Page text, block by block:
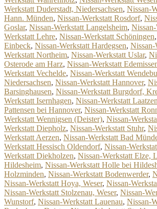
Werkstatt Duderstadt, Niedersachsen, Nissan-
Hann. Münden, Nissan-Werkstatt Rosdorf,
Goslar, Nissan-Werkstatt Langelsheim,
Werkstatt Lehre, Nissan-Werkstatt Schöningen,
Einbeck, Nissan-Werkstatt Hardegsen, Nissan-
Werkstatt Northeim, Nissan-Werkstatt Uslar,
Osterode am Harz, Nissan-Werkstatt
Werkstatt Vechelde, Nissan-Werkstatt
Niedersachsen, Nissan-Werkstatt Hannover,
Barsinghausen, Nissan-Werkstatt Burgdorf,
Werkstatt Isernhagen, Nissan-Werkstatt
Pattensen bei Hannover, Nissan-Werkstatt
Werkstatt Wennigsen (Deister), Nissan-
Werkstatt Diepholz, Nissan-Werkstatt Stuhr,
Werkstatt Aerzen, Nissan-Werkstatt Bad
Werkstatt Hessisch Oldendorf, Nissan-
Werkstatt Diekholzen, Nissan-Werkstatt Elze,
Hildesheim, Nissan-Werkstatt Holle bei
Holzminden, Nissan-Werkstatt Bodenwerder,
Nissan-Werkstatt Hoya, Weser, Nissan-
Nissan-Werkstatt Stolzenau, Weser, Nissan-
Wunstorf, Nissan-Werkstatt Lauenau, Nissan-